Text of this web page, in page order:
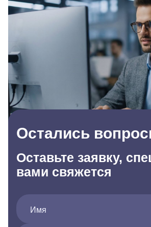
Остались
Оставьте заявку,
вами свяжется
Имя